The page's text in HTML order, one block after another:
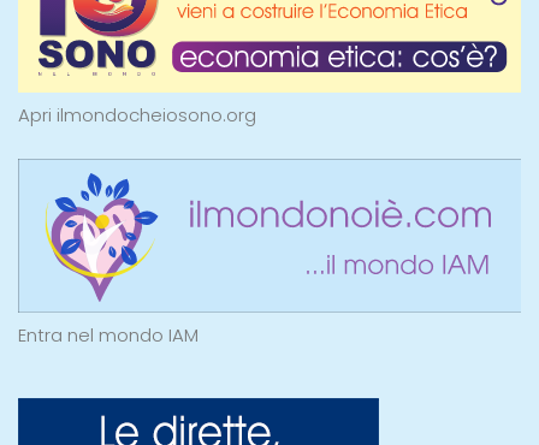
Apri ilmondocheiosono.org
Entra nel mondo IAM